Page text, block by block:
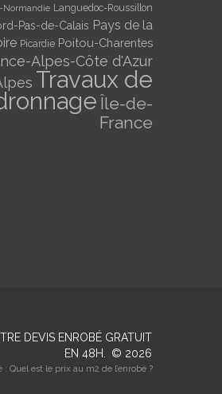
Normandie Languedoc-Roussillon
Pas-de-Calais Pays de la
Picardie Poitou-Charentes
Alpes-Côte d'Azur
Travaux de
Île-de-
France
DEVIS ENROBÉ GRATUIT
EN 48H. © 2026
: Quel est le prix au m2 de l’enrobé ?